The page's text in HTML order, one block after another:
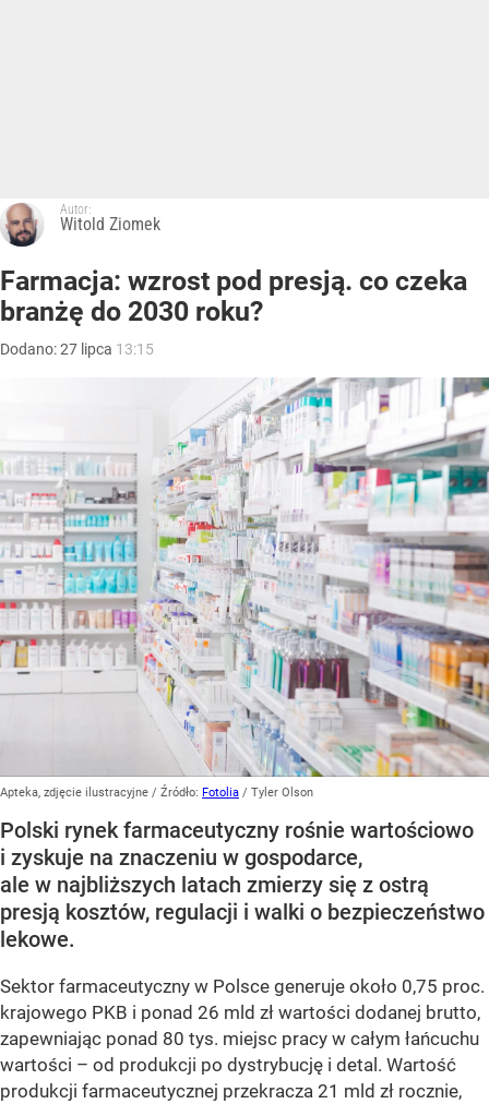
Autor:
Witold Ziomek
Farmacja: wzrost pod presją. co czeka
branżę do 2030 roku?
Dodano:27 lipca 13:15
Apteka, zdjęcie ilustracyjne / Źródło: Fotolia / Tyler Olson
Polski rynek farmaceutyczny rośnie wartościowo
i zyskuje na znaczeniu w gospodarce,
ale w najbliższych latach zmierzy się z ostrą
presją kosztów, regulacji i walki o bezpieczeństwo
lekowe.
Sektor farmaceutyczny w Polsce generuje około 0,75 proc.
krajowego PKB i ponad 26 mld zł wartości dodanej brutto,
zapewniając ponad 80 tys. miejsc pracy w całym łańcuchu
wartości – od produkcji po dystrybucję i detal. Wartość
produkcji farmaceutycznej przekracza 21 mld zł rocznie,